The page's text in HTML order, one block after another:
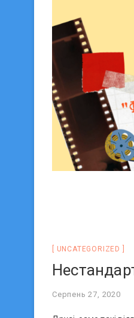
UNCATEGORIZED
Серпень 27, 2020